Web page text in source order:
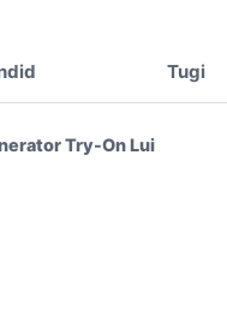
Tugi
Try-On Lui